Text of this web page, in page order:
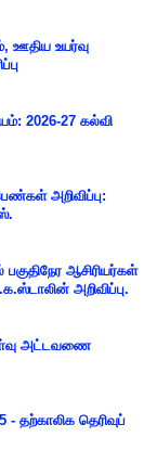
ஊதிய உயர்வு
2026-27 கல்வி
அறிவிப்பு:
ஆசிரியர்கள்
அறிவிப்பு.
அட்டவணை
- தற்காலிக தெரிவுப்